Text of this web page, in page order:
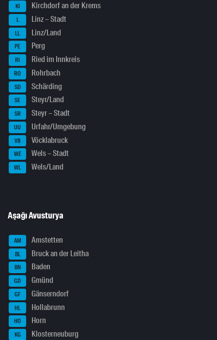
KI Kirchdorf an der Krems
L Linz – Stadt
LL Linz/Land
PE Perg
RI Ried im Innkreis
RO Rohrbach
SD Schärding
SE Steyr/Land
SR Steyr – Stadt
UU Urfahr/Umgebung
VB Vöcklabruck
WE Wels – Stadt
WL Wels/Land
Aşağı Avusturya
AM Amstetten
BL Bruck an der Leitha
BN Baden
GD Gmünd
GF Gänserndorf
HL Hollabrunn
HO Horn
KG Klosterneuburg